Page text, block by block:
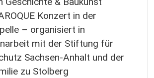
Konzert in der
– organisiert in
mit der Stiftung für
Sachsen-Anhalt und der
zu Stolberg